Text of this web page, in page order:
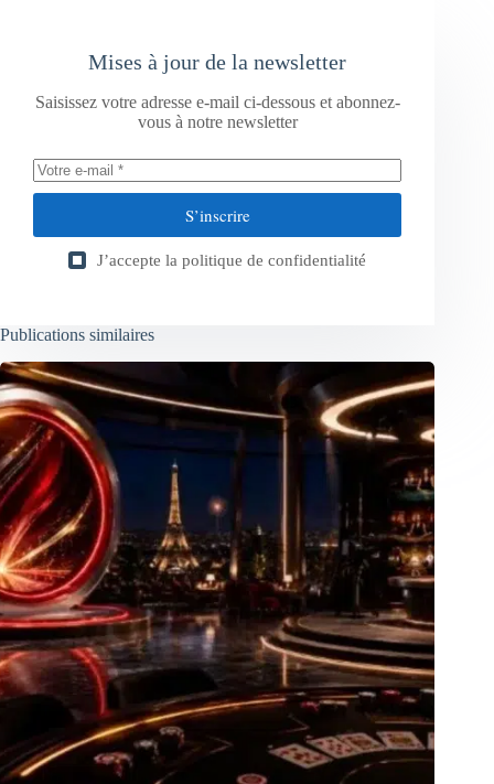
Mises à jour de la newsletter
Saisissez votre adresse e-mail ci-dessous et abonnez-
vous à notre newsletter
S’inscrire
J’accepte la politique de confidentialité
Publications similaires